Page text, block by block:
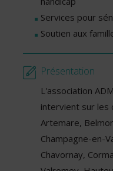
Services pour
Soutien aux
Présentation
L'association
intervient sur les
Artemare,
Champagne-en-
Chavornay,